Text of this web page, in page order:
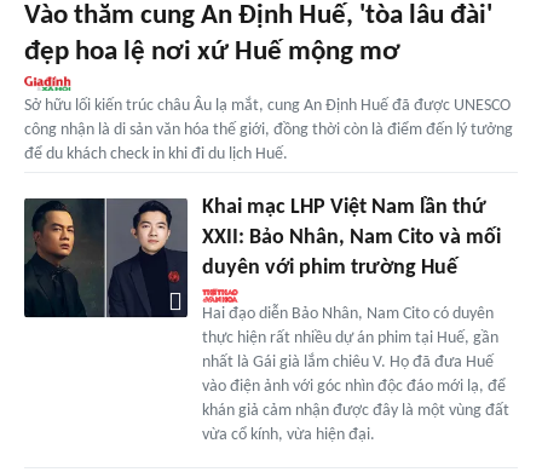
Vào thăm cung An Định Huế, 'tòa lâu đài'
đẹp hoa lệ nơi xứ Huế mộng mơ
Sở hữu lối kiến trúc châu Âu lạ mắt, cung An Định Huế đã được UNESCO
công nhận là di sản văn hóa thế giới, đồng thời còn là điểm đến lý tưởng
để du khách check in khi đi du lịch Huế.
Khai mạc LHP Việt Nam lần thứ
XXII: Bảo Nhân, Nam Cito và mối
duyên với phim trường Huế
Hai đạo diễn Bảo Nhân, Nam Cito có duyên
thực hiện rất nhiều dự án phim tại Huế, gần
nhất là Gái già lắm chiêu V. Họ đã đưa Huế
vào điện ảnh với góc nhìn độc đáo mới lạ, để
khán giả cảm nhận được đây là một vùng đất
vừa cổ kính, vừa hiện đại.